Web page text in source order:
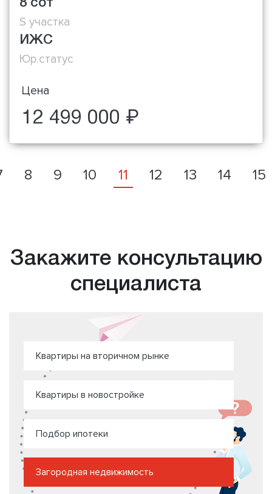
8 сот
S участка
ИЖС
Юр.статус
Цена
12 499 000 ₽
8 9 10 11 12 13 14 15
Закажите консультацию
специалиста
Квартиры на вторичном рынке
Квартиры в новостройке
Подбор ипотеки
Загородная недвижимость